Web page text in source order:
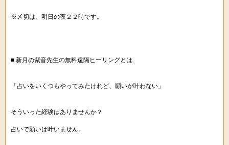
※〆切は、明日の夜２２時です。
■ 新月の紫音先生の無料遠隔ヒーリングとは
「占いをいくつもやってみたけれど、願いが叶わない」
そういった経験はありませんか？
占いで願いは叶いません。